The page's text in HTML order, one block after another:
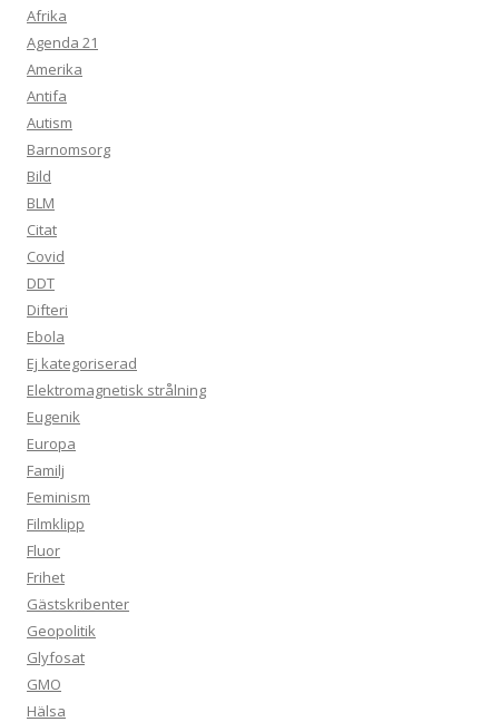
Afrika
Agenda 21
Amerika
Antifa
Autism
Barnomsorg
Bild
BLM
Citat
Covid
DDT
Difteri
Ebola
Ej kategoriserad
Elektromagnetisk strålning
Eugenik
Europa
Familj
Feminism
Filmklipp
Fluor
Frihet
Gästskribenter
Geopolitik
Glyfosat
GMO
Hälsa